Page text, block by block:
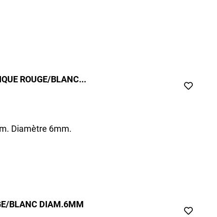
ROUGE/BLANC...
Diamètre 6mm.
BLANC DIAM.6MM